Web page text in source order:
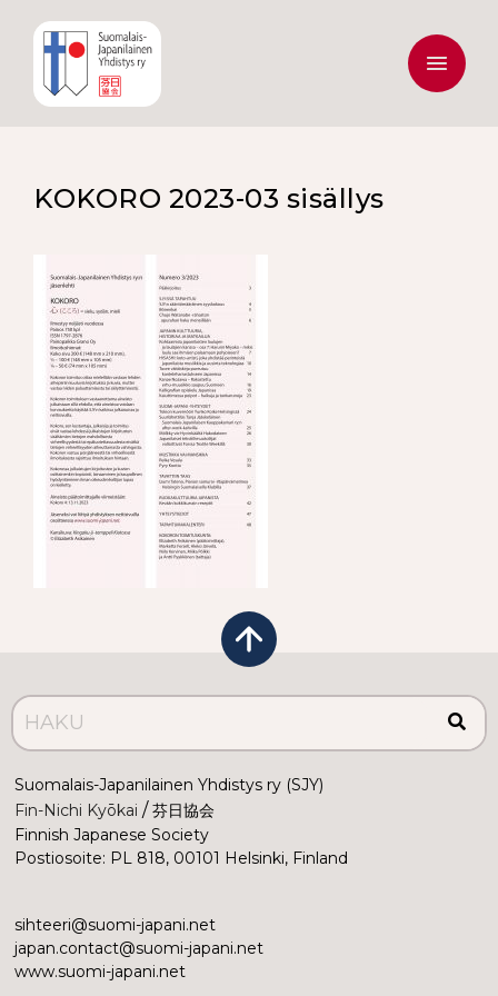
KOKORO 2023-03 sisällys
Suomalais-Japanilainen Yhdistys ry (SJY)
Fin-Nichi Kyōkai / 芬日協会
Finnish Japanese Society
Postiosoite: PL 818, 00101 Helsinki, Finland
sihteeri@suomi-japani.net
japan.contact@suomi-japani.net
www.suomi-japani.net